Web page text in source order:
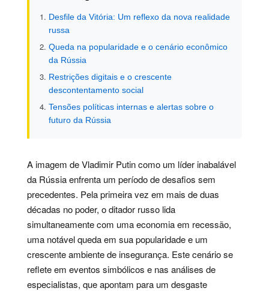
Desfile da Vitória: Um reflexo da nova realidade
russa
Queda na popularidade e o cenário econômico
da Rússia
Restrições digitais e o crescente
descontentamento social
Tensões políticas internas e alertas sobre o
futuro da Rússia
A imagem de Vladimir Putin como um líder inabalável
da Rússia enfrenta um período de desafios sem
precedentes. Pela primeira vez em mais de duas
décadas no poder, o ditador russo lida
simultaneamente com uma economia em recessão,
uma notável queda em sua popularidade e um
crescente ambiente de insegurança. Este cenário se
reflete em eventos simbólicos e nas análises de
especialistas, que apontam para um desgaste